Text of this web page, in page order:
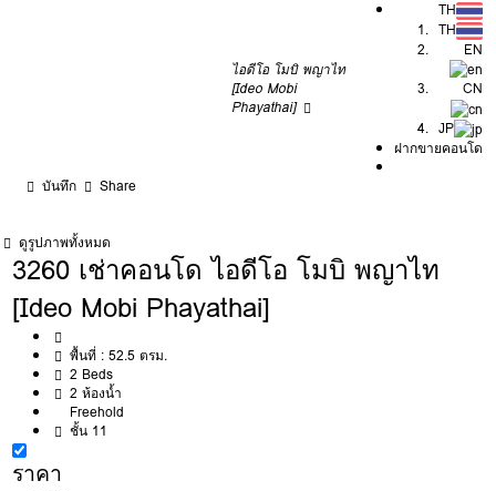
ไอดีโอ โมบิ พญาไท
[Ideo Mobi
Phayathai]
TH
TH
EN
CN
JP
ฝากขายคอนโด
บันทึก
Share
ดูรูปภาพทั้งหมด
3260 เช่าคอนโด ไอดีโอ โมบิ พญาไท
[Ideo Mobi Phayathai]
พื้นที่ :52.5 ตรม.
2 Beds
2 ห้องน้ำ
Freehold
ชั้น 11
ราคา